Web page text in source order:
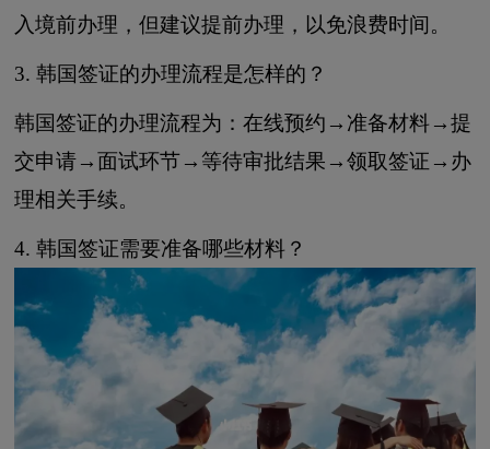
入境前办理，但建议提前办理，以免浪费时间。
3. 韩国签证的办理流程是怎样的？
韩国签证的办理流程为：在线预约→准备材料→提
交申请→面试环节→等待审批结果→领取签证→办
理相关手续。
4. 韩国签证需要准备哪些材料？